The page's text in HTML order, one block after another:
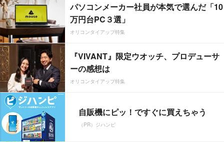
パソコンメーカー社員が本気で選んだ「10
万円台PC３選」
オリコンタイアップ特集
『VIVANT』限定ウオッチ、プロデューサ
ーの感想は
オリコンタイアップ特集
自販機にピッ！ですぐに買えちゃう
（PR）ジハンピ